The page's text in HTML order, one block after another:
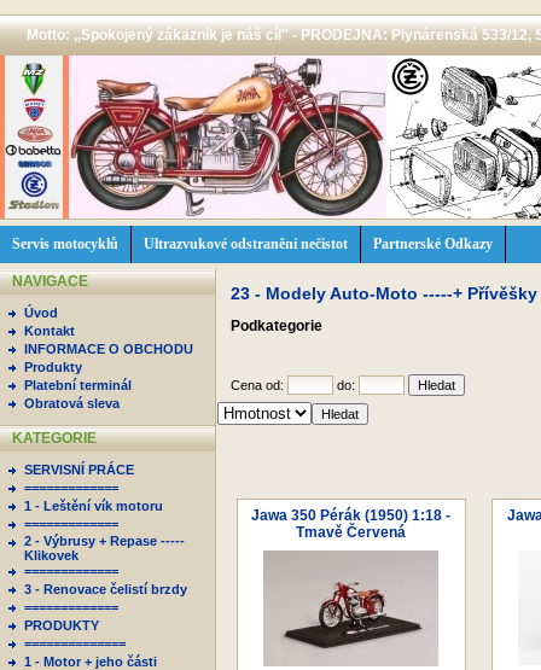
Motto: ,,Spokojený zákazník je náš cíl'' - PRODEJNA: Plynárenská 533/12,
Servis motocyklů Ultrazvukové odstranění nečistot Partnerské Odkazy
NAVIGACE
Úvod
Kontakt
INFORMACE O OBCHODU
Produkty
Platební terminál
Obratová sleva
KATEGORIE
SERVISNÍ PRÁCE
=============
1 - Leštění vík motoru
=============
2 - Výbrusy + Repase -----
Klikovek
=============
3 - Renovace čelistí brzdy
=============
PRODUKTY
==============
1 - Motor + jeho části
23 - Modely Auto-Moto -----+ Přívěšky
Podkategorie
Cena od: do:
Jawa 350 Pérák (1950) 1:18 -
Tmavě Červená